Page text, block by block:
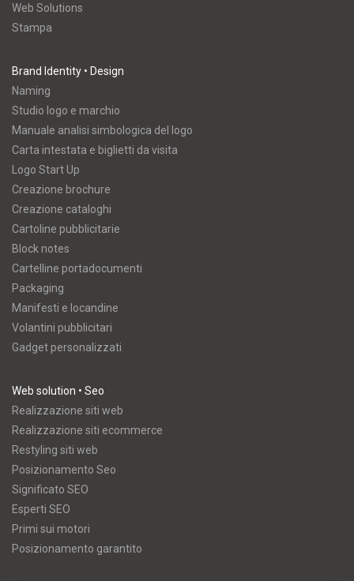
Web Solutions
Stampa
Brand Identity • Design
Naming
Studio logo e marchio
Manuale analisi simbologica del logo
Carta intestata e biglietti da visita
Logo Start Up
Creazione brochure
Creazione cataloghi
Cartoline pubblicitarie
Block notes
Cartelline portadocumenti
Packaging
Manifesti e locandine
Volantini pubblicitari
Gadget personalizzati
Web solution • Seo
Realizzazione siti web
Realizzazione siti ecommerce
Restyling siti web
Posizionamento Seo
Significato SEO
Esperti SEO
Primi sui motori
Posizionamento garantito